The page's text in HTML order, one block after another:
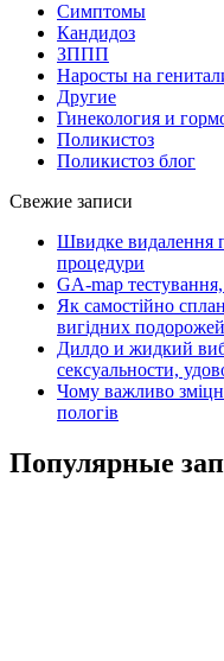
Симптомы
Кандидоз
ЗППП
Наросты на
Другие
Гинекология и
Поликистоз
Поликистоз блог
Свежие записи
Швидке видалення
процедури
GA-map тестування,
Як самостійно
вигідних
Дилдо и жидкий
сексуальности,
Чому важливо
пологів
Популярные